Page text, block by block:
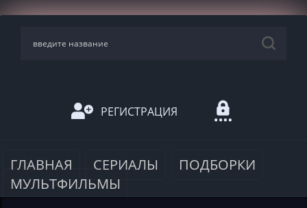
РЕГИСТРАЦИЯ
ГЛАВНАЯ СЕРИАЛЫ
ПОДБОРКИ
МУЛЬТФИЛЬМЫ